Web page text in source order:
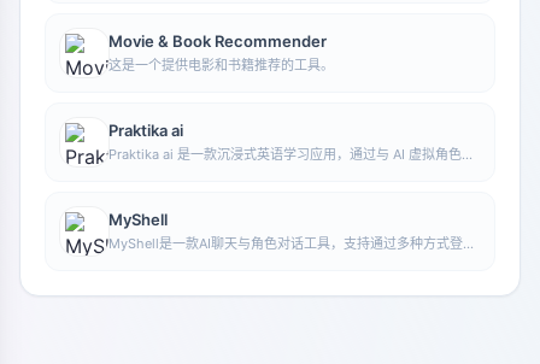
Movie & Book Recommender
这是一个提供电影和书籍推荐的工具。
Praktika ai
Praktika ai 是一款沉浸式英语学习应用，通过与 AI 虚拟角色对
MyShell
MyShell是一款AI聊天与角色对话工具，支持通过多种方式登录